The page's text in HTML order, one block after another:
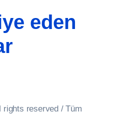
eden
rights reserved / Tüm